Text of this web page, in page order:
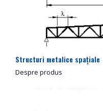
Structuri metalice spațiale
Despre produs